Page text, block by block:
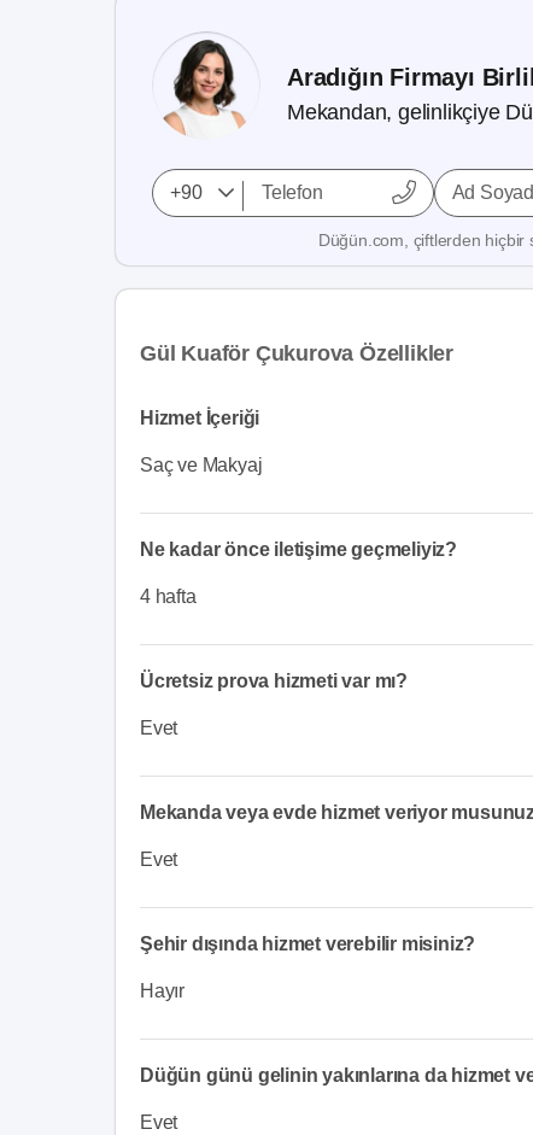
Aradığın Firmayı
Mekandan, gelinlikçiye
Ad Soyad
Düğün.com, çiftlerden hiçbir
Gül Kuaför Çukurova Özellikler
Hizmet İçeriği
Saç ve Makyaj
Ne kadar önce iletişime geçmeliyiz?
4 hafta
Ücretsiz prova hizmeti var mı?
Evet
Mekanda veya evde hizmet veriyor
Evet
Şehir dışında hizmet verebilir misiniz?
Hayır
Düğün günü gelinin yakınlarına da hizmet
Evet